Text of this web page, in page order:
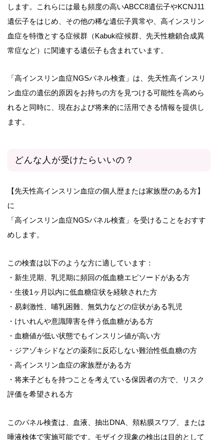
します。これらには最も頻度の高いABCC8遺伝子やKCNJ11
遺伝子をはじめ、その他の稀な遺伝子異常や、高インスリン
血症を特徴とする症候群（Kabuki症候群、先天性糖鎖合成異
常症など）に関連する遺伝子も含まれています。
「高インスリン血症NGSパネル検査」は、先天性高インスリ
ン血症の遺伝的原因をお持ちの方を見つける可能性を高めら
れると同時に、現在および将来的に活用できる情報を提供し
ます。
どんな人が受けたらいいの？
【先天性高インスリン血症の個人歴または家族歴のある方】
に
「高インスリン血症NGSパネル検査」を受けることをおすす
めします。
この検査は以下のような方に適しています：
・新生児期、乳児期に頻回の低血糖エピソードがある方
・生後1ヶ月以内に低血糖症状を経験された方
・易刺激性、哺乳困難、無気力などの症状がある乳児
・けいれんや意識障害を伴う低血糖がある方
・血糖値が低い状態でもインスリン値が高い方
・ジアゾキシドなどの薬剤に反応しない難治性低血糖の方
・高インスリン血症の家族歴がある方
・将来子どもを持つことを考えている保因者の方で、リスク
評価を希望される方
このパネル検査は、血液、抽出DNA、頬粘膜スワブ、または
唾液検体で実施可能です。モザイク現象の検出は目的として